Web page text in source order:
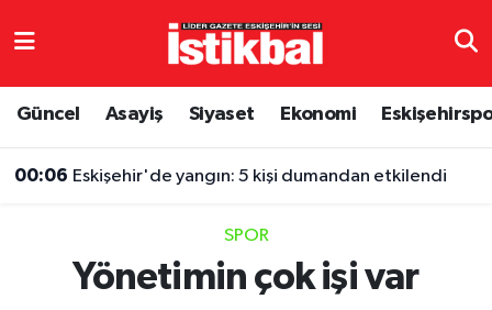
Güncel Asayiş Siyaset Ekonomi
00:06 Eskişehir'de yangın: 5 kişi dumandan etkilendi
SPOR
Yönetimin çok işi var
Eskişehirspor
Eskişehir Nöbetçi Eczaneler